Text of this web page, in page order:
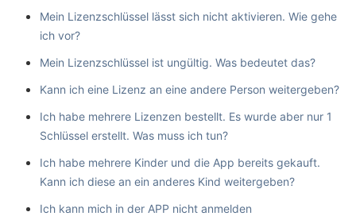
Mein Lizenzschlüssel lässt sich nicht aktivieren. Wie gehe
ich vor?
Mein Lizenzschlüssel ist ungültig. Was bedeutet das?
Kann ich eine Lizenz an eine andere Person weitergeben?
Ich habe mehrere Lizenzen bestellt. Es wurde aber nur 1
Schlüssel erstellt. Was muss ich tun?
Ich habe mehrere Kinder und die App bereits gekauft.
Kann ich diese an ein anderes Kind weitergeben?
Ich kann mich in der APP nicht anmelden